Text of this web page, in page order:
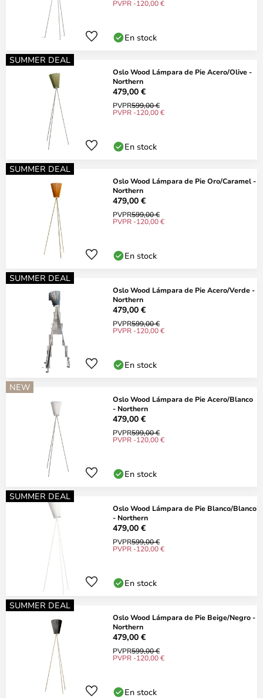
PVPR -120,00 €
En stock
SUMMER DEAL
Oslo Wood Lámpara de Pie Acero/Olive -
Northern
479,00 €
PVPR599,00 €
PVPR -120,00 €
En stock
SUMMER DEAL
Oslo Wood Lámpara de Pie Oro/Caramel -
Northern
479,00 €
PVPR599,00 €
PVPR -120,00 €
En stock
SUMMER DEAL
Oslo Wood Lámpara de Pie Acero/Verde -
Northern
479,00 €
PVPR599,00 €
PVPR -120,00 €
En stock
NEW
Oslo Wood Lámpara de Pie Acero/Blanco
- Northern
479,00 €
PVPR599,00 €
PVPR -120,00 €
En stock
SUMMER DEAL
Oslo Wood Lámpara de Pie Blanco/Blanco
- Northern
479,00 €
PVPR599,00 €
PVPR -120,00 €
En stock
SUMMER DEAL
Oslo Wood Lámpara de Pie Beige/Negro -
Northern
479,00 €
PVPR599,00 €
PVPR -120,00 €
En stock